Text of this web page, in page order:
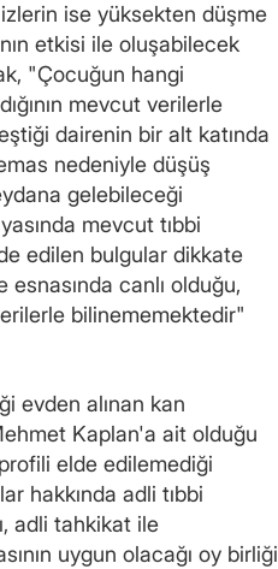
ise yüksekten düşme
etkisi ile oluşabilecek
"Çocuğun hangi
mevcut verilerle
dairenin bir alt katında
nedeniyle düşüş
gelebileceği
mevcut tıbbi
edilen bulgular dikkate
esnasında canlı olduğu,
bilinememektedir"
evden alınan kan
Kaplan'a ait olduğu
elde edilemediği
hakkında adli tıbbi
adli tahkikat ile
uygun olacağı oy birliği